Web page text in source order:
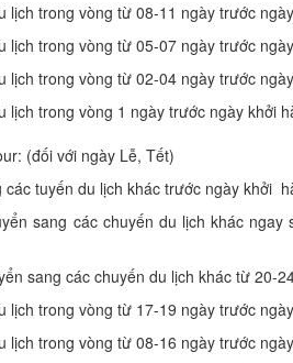
lịch trong vòng từ 08-11 ngày trước
lịch trong vòng từ 05-07 ngày trước
lịch trong vòng từ 02-04 ngày trước
lịch trong vòng 1 ngày trước ngày khởi
(đối với ngày Lễ, Tết)
tuyến du lịch khác trước ngày khởi
sang các chuyến du lịch khác
sang các chuyến du lịch khác từ 20-
lịch trong vòng từ 17-19 ngày trước
lịch trong vòng từ 08-16 ngày trước